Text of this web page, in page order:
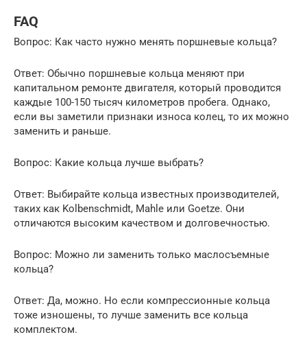
FAQ
Вопрос: Как часто нужно менять поршневые кольца?
Ответ: Обычно поршневые кольца меняют при
капитальном ремонте двигателя, который проводится
каждые 100-150 тысяч километров пробега. Однако,
если вы заметили признаки износа колец, то их можно
заменить и раньше.
Вопрос: Какие кольца лучше выбрать?
Ответ: Выбирайте кольца известных производителей,
таких как Kolbenschmidt, Mahle или Goetze. Они
отличаются высоким качеством и долговечностью.
Вопрос: Можно ли заменить только маслосъемные
кольца?
Ответ: Да, можно. Но если компрессионные кольца
тоже изношены, то лучше заменить все кольца
комплектом.